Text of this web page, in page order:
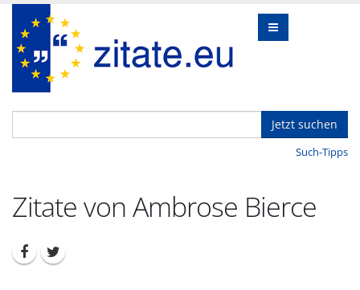
Jetzt suchen
Such-Tipps
Zitate von Ambrose Bierce